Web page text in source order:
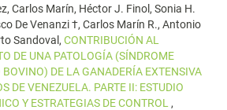
Carlos Marín, Héctor J. Finol, Sonia H.
De Venanzi †, Carlos Marín R., Antonio
Sandoval, CONTRIBUCIÓN AL
DE UNA PATOLOGÍA (SÍNDROME
DE LA GANADERÍA EXTENSIVA
DE VENEZUELA. PARTE II: ESTUDIO
Y ESTRATEGIAS DE CONTROL ,